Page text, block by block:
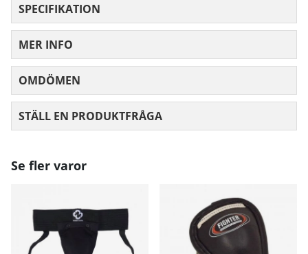
SPECIFIKATION
MER INFO
OMDÖMEN
STÄLL EN PRODUKTFRÅGA
Se fler varor